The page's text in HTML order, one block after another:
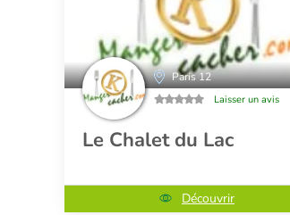
Paris 12
Laisser un avis
Le Chalet du Lac
Découvrir